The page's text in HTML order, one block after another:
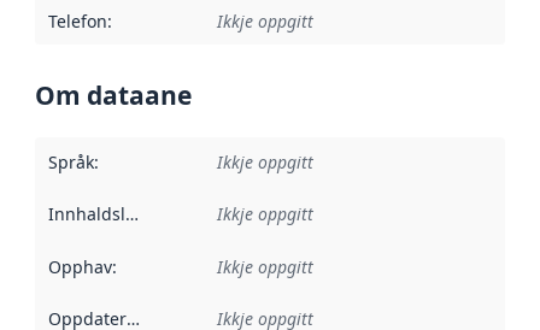
Telefon: Ikkje oppgitt
Om dataane
Språk: Ikkje oppgitt
Innhaldsleverandørar :
Ikkje oppgitt
Opphav: Ikkje oppgitt
Oppdateringsfrekvens :
Ikkje oppgitt